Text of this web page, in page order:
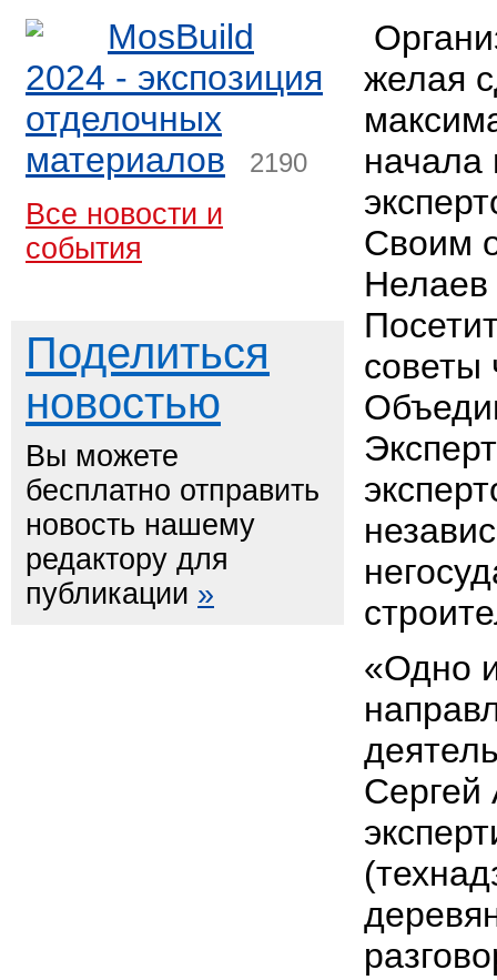
MosBuild
2024 - экспозиция
отделочных
материалов
2190
Все новости и
события
Поделиться
новостью
Вы можете
бесплатно отправить
новость нашему
редактору для
публикации »
желая
начала
Своим
Нелаев
советы
«Одно
Сергей